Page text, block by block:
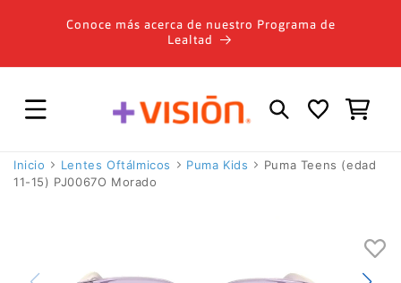
directamenteConoce más acerca de nuestro Programa de
Lealtad
Carrito
Inicio Lentes Oftálmicos Puma Kids
Puma Teens (edad
11-15) PJ0067O Morado